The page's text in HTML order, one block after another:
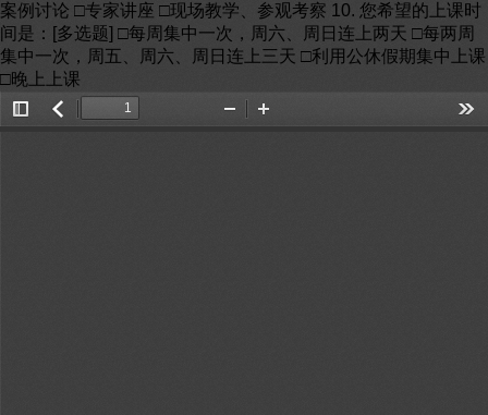
案例讨论 □专家讲座 □现场教学、参观考察 10. 您希望的上课时
间是：[多选题] □每周集中一次，周六、周日连上两天 □每两周
集中一次，周五、周六、周日连上三天 □利用公休假期集中上课
□晚上上课
Toggle返
Zoom